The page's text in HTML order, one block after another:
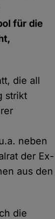
für die
die all
strikt
neben
der Ex-
aus den
die